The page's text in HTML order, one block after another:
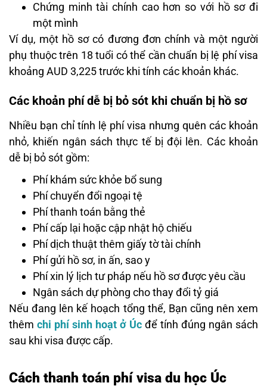
Chứng minh tài chính cao hơn so với hồ sơ đi
một mình
Ví dụ, một hồ sơ có đương đơn chính và một người
phụ thuộc trên 18 tuổi có thể cần chuẩn bị lệ phí visa
khoảng AUD 3,225 trước khi tính các khoản khác.
Các khoản phí dễ bị bỏ sót khi chuẩn bị hồ sơ
Nhiều bạn chỉ tính lệ phí visa nhưng quên các khoản
nhỏ, khiến ngân sách thực tế bị đội lên. Các khoản
dễ bị bỏ sót gồm:
Phí khám sức khỏe bổ sung
Phí chuyển đổi ngoại tệ
Phí thanh toán bằng thẻ
Phí cấp lại hoặc cập nhật hộ chiếu
Phí dịch thuật thêm giấy tờ tài chính
Phí gửi hồ sơ, in ấn, sao y
Phí xin lý lịch tư pháp nếu hồ sơ được yêu cầu
Ngân sách dự phòng cho thay đổi tỷ giá
Nếu đang lên kế hoạch tổng thể, Bạn cũng nên xem
thêm chi phí sinh hoạt ở Úcđể tính đúng ngân sách
sau khi visa được cấp.
Cách thanh toán phí visa du học Úc